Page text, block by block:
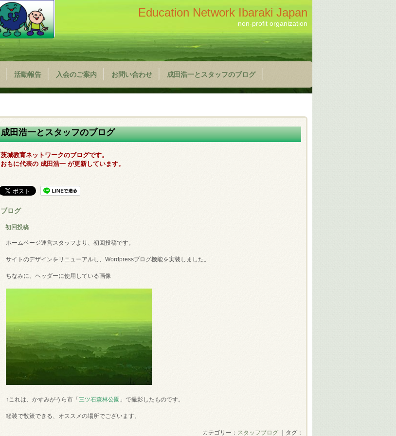
Education Network Ibaraki Japan
non-profit organization
活動報告 入会のご案内 お問い合わせ 成田浩一とスタッフのブログ
成田浩一とスタッフのブログ
茨城教育ネットワークのブログです。
おもに代表の 成田浩一 が更新しています。
ブログ
初回投稿
ホームページ運営スタッフより、初回投稿です。
サイトのデザインをリニューアルし、Wordpressブログ機能を実装しました。
ちなみに、ヘッダーに使用している画像
↑これは、かすみがうら市「三ツ石森林公園 」で撮影したものです。
軽装で散策できる、オススメの場所でございます。
カテゴリー： スタッフブログ｜タグ：